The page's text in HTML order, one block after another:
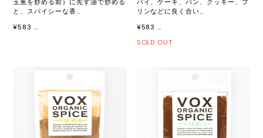
玉葱を炒める前）に先ず油で炒める
と、スパイシーな香…
¥583 …
パイ、ケーキ、パン、クッキー、プ
リンなどに良く合い…
¥583 …
SOLD OUT